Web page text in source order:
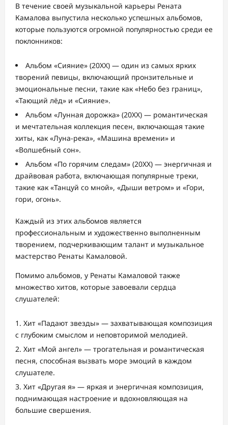
В течение своей музыкальной карьеры Рената
Камалова выпустила несколько успешных альбомов,
которые пользуются огромной популярностью среди ее
поклонников:
Альбом «Сияние» (20XX) — один из самых ярких
творений певицы, включающий пронзительные и
эмоциональные песни, такие как «Небо без границ»,
«Тающий лёд» и «Сияние».
Альбом «Лунная дорожка» (20XX) — романтическая
и мечтательная коллекция песен, включающая такие
хиты, как «Луна-река», «Машина времени» и
«Волшебный сон».
Альбом «По горячим следам» (20XX) — энергичная и
драйвовая работа, включающая популярные треки,
такие как «Танцуй со мной», «Дыши ветром» и «Гори,
гори, огонь».
Каждый из этих альбомов является
профессиональным и художественно выполненным
творением, подчеркивающим талант и музыкальное
мастерство Ренаты Камаловой.
Помимо альбомов, у Ренаты Камаловой также
множество хитов, которые завоевали сердца
слушателей:
Хит «Падают звезды» — захватывающая композиция
с глубоким смыслом и неповторимой мелодией.
Хит «Мой ангел» — трогательная и романтическая
песня, способная вызвать море эмоций в каждом
слушателе.
Хит «Другая я» — яркая и энергичная композиция,
поднимающая настроение и вдохновляющая на
большие свершения.